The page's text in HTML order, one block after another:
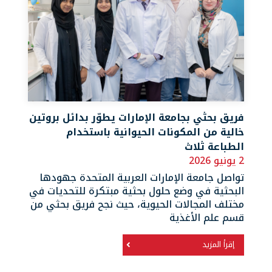
فريق بحثي بجامعة الإمارات يطوّر بدائل بروتين
خالية من المكونات الحيوانية باستخدام
الطباعة ثلاث
2 يونيو 2026
تواصل جامعة الإمارات العربية المتحدة جهودها
البحثية في وضع حلول بحثية مبتكرة للتحديات في
مختلف المجالات الحيوية، حيث نجح فريق بحثي من
قسم علم الأغذية
إقرأ المزيد